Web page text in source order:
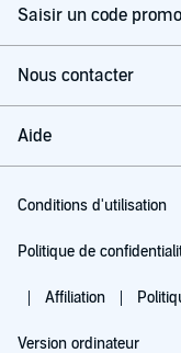
Saisir un code
Nous contacter
Aide
Conditions d'utilisation
Politique de
Affiliation
Version ordinateur